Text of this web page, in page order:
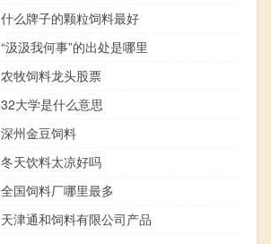
什么牌子的颗粒饲料最好
“汲汲我何事”的出处是哪里
农牧饲料龙头股票
32大学是什么意思
深州金豆饲料
冬天饮料太凉好吗
全国饲料厂哪里最多
天津通和饲料有限公司产品